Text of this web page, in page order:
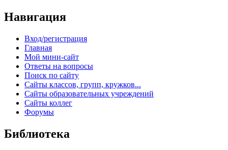
Навигация
Вход/регистрация
Главная
Мой мини-сайт
Ответы на вопросы
Поиск по сайту
Сайты классов, групп, кружков...
Сайты образовательных учреждений
Сайты коллег
Форумы
Библиотека